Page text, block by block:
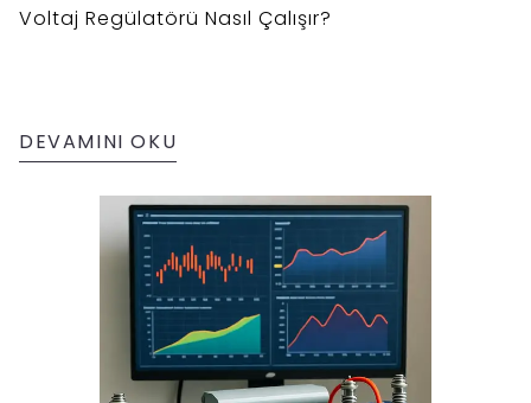
Voltaj Regülatörü Nasıl Çalışır?
DEVAMINI OKU